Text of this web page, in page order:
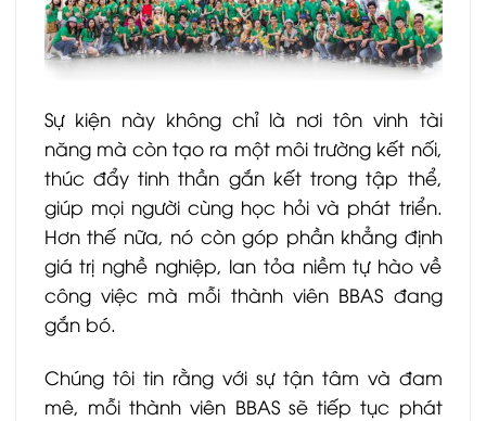
Sự kiện này không chỉ là nơi tôn vinh tài
năng mà còn tạo ra một môi trường kết nối,
thúc đẩy tinh thần gắn kết trong tập thể,
giúp mọi người cùng học hỏi và phát triển.
Hơn thế nữa, nó còn góp phần khẳng định
giá trị nghề nghiệp, lan tỏa niềm tự hào về
công việc mà mỗi thành viên BBAS đang
gắn bó.
Chúng tôi tin rằng với sự tận tâm và đam
mê, mỗi thành viên BBAS sẽ tiếp tục phát